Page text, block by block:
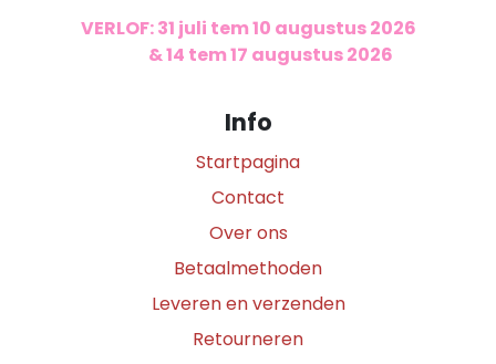
VERLOF: 31 juli tem 10 augustus 2026
& 14 tem 17 augustus 2026
Info
Startpagina
Contact
Over ons
Betaalmethoden
Leveren en verzenden
Retourneren